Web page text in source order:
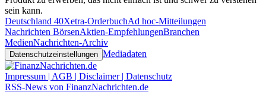
sein kann.
Deutschland 40Xetra-OrderbuchAd hoc-Mitteilungen
Nachrichten BörsenAktien-EmpfehlungenBranchen
MedienNachrichten-Archiv
Datenschutzeinstellungen Mediadaten
Impressum | AGB | Disclaimer | Datenschutz
RSS-News von FinanzNachrichten.de